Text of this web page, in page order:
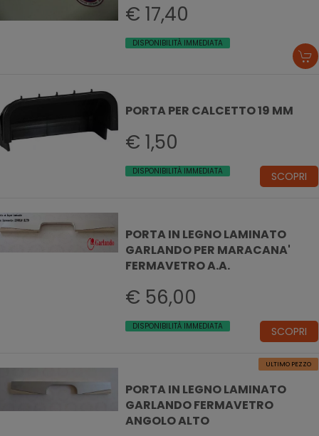
€ 17,40
DISPONIBILITÀ IMMEDIATA
PORTA PER CALCETTO 19 MM
€ 1,50
DISPONIBILITÀ IMMEDIATA SCOPRI
PORTA IN LEGNO LAMINATO
GARLANDO PER MARACANA'
FERMAVETRO A.A.
€ 56,00
DISPONIBILITÀ IMMEDIATA SCOPRI
ULTIMO PEZZO
PORTA IN LEGNO LAMINATO
GARLANDO FERMAVETRO
ANGOLO ALTO